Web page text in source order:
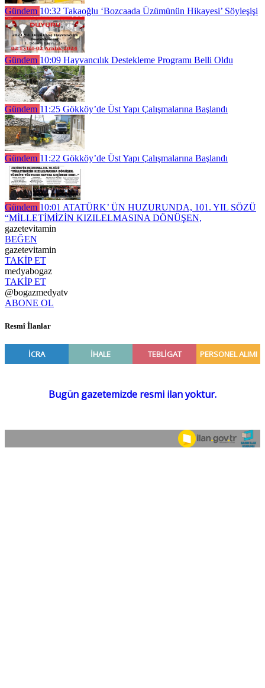
Gündem 10:32 Takaoğlu ‘Bozcaada Üzümünün Hikayesi’ Söyleşişi
Gündem 10:09 Hayvancılık Destekleme Programı Belli Oldu
Gündem 11:25 Gökköy’de Üst Yapı Çalışmalarına Başlandı
Gündem 11:22 Gökköy’de Üst Yapı Çalışmalarına Başlandı
Gündem 10:01 ATATÜRK’ ÜN HUZURUNDA, 101. YIL SÖZÜ
“MİLLETİMİZİN KIZILELMASINA DÖNÜŞEN,
gazetevitamin
BEĞEN
gazetevitamin
TAKİP ET
medyabogaz
TAKİP ET
@bogazmedyatv
ABONE OL
Resmî İlanlar